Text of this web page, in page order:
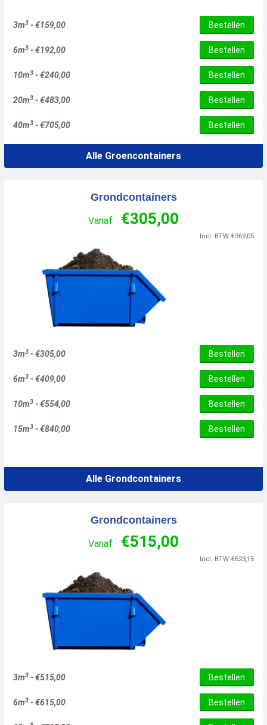
3m3 -€159,00 Bestellen
6m3 -€192,00 Bestellen
10m3 -€240,00 Bestellen
20m3 -€483,00 Bestellen
40m3 -€705,00 Bestellen
Alle Groencontainers
Grondcontainers
Vanaf €305,00
Incl. BTW €369,05
3m3 -€305,00 Bestellen
6m3 -€409,00 Bestellen
10m3 -€554,00 Bestellen
15m3 -€840,00 Bestellen
Alle Grondcontainers
Grondcontainers
Vanaf €515,00
Incl. BTW €623,15
3m3 -€515,00 Bestellen
6m3 -€615,00 Bestellen